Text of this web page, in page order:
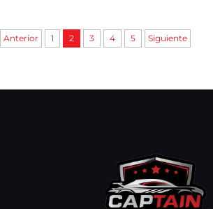
Anterior 1 2 3 4 5 Siguiente